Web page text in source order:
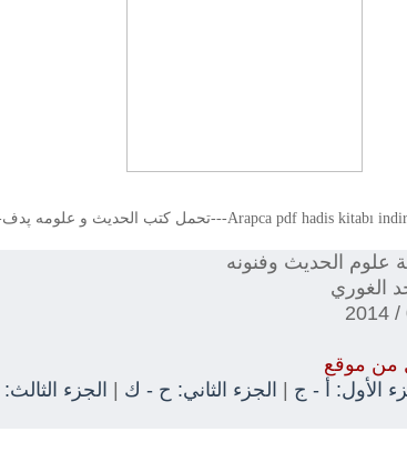
علوم الحديث وفنونه
الغوري
الأول: أ - ج الجزء الثاني: ح - ك
الجزء